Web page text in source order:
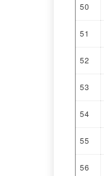
50
51
52
53
54
55
56